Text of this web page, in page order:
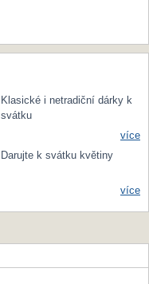
Klasické i netradiční dárky k
svátku
více
Darujte k svátku květiny
více